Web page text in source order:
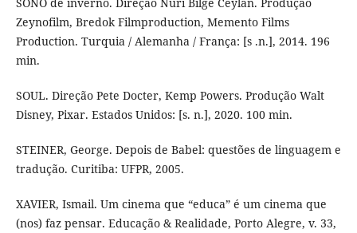
Zeynofilm, Bredok Filmproduction, Memento Films
Production. Turquia / Alemanha / França: [s .n.], 2014. 196
min.
SOUL. Direção Pete Docter, Kemp Powers. Produção Walt
Disney, Pixar. Estados Unidos: [s. n.], 2020. 100 min.
STEINER, George. Depois de Babel: questões de linguagem e
tradução. Curitiba: UFPR, 2005.
XAVIER, Ismail. Um cinema que “educa” é um cinema que
(nos) faz pensar. Educação & Realidade, Porto Alegre, v. 33,